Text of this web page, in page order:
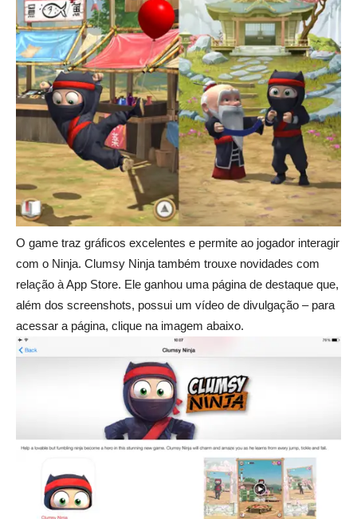
O game traz gráficos excelentes e permite ao jogador interagir
com o Ninja. Clumsy Ninja também trouxe novidades com
relação à App Store. Ele ganhou uma página de destaque que,
além dos screenshots, possui um vídeo de divulgação – para
acessar a página, clique na imagem abaixo.